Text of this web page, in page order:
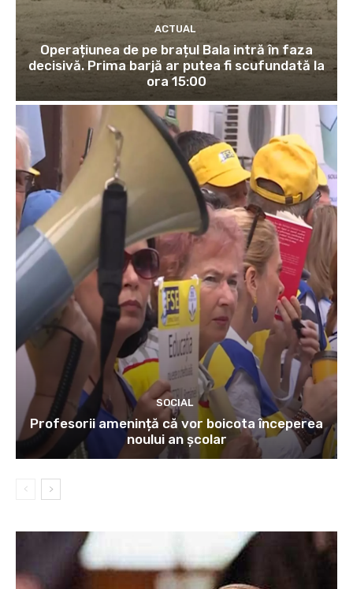
ACTUAL
Operațiunea de pe brațul Bala intră în faza
decisivă. Prima barjă ar putea fi scufundată la
ora 15:00
SOCIAL
Profesorii amenință că vor boicota începerea
noului an școlar